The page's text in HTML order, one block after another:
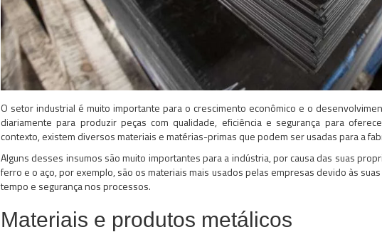
O setor industrial é muito importante para o crescimento econômico e o
diariamente para produzir peças com qualidade, eficiência e segurança para
contexto, existem diversos materiais e matérias-primas que podem ser usadas para a
Alguns desses insumos são muito importantes para a indústria, por causa das suas
ferro e o aço, por exemplo, são os materiais mais usados pelas empresas devido às
tempo e segurança nos processos.
Materiais e produtos metálicos